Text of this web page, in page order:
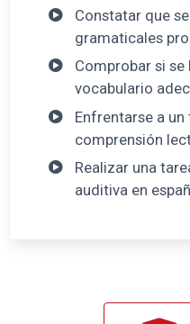
Constatar que
gramaticales
Comprobar si
vocabulario
Enfrentarse a
comprensión
Realizar una
auditiva en